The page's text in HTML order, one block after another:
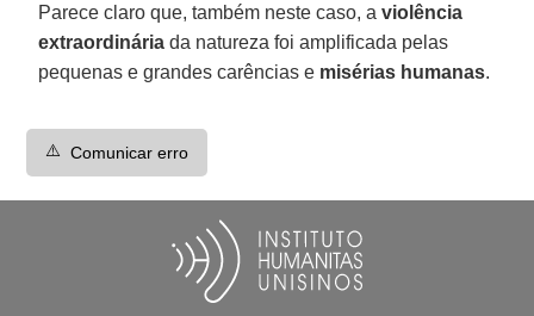
Parece claro que, também neste caso, a violência
extraordinária da natureza foi amplificada pelas
pequenas e grandes carências e misérias humanas.
⚠️ Comunicar erro